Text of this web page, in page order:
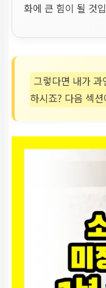
화에 큰 힘이 될 것
그렇다면 내가
하시죠? 다음 섹